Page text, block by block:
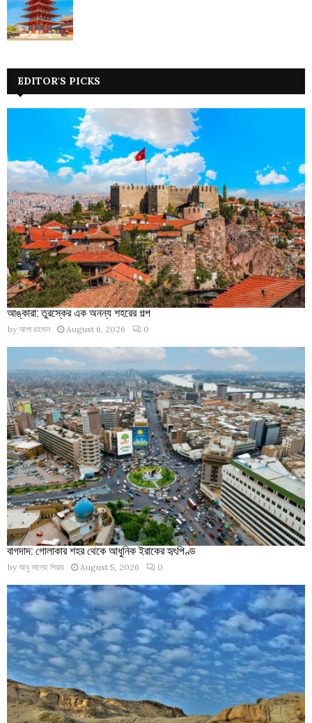
EDITOR'S PICKS
আঙ্কারা: তুরস্কের এক অনন্য শহরের গল্প
by আশা রহমান August 6, 2026 0
বাগদাদ: গোলাকার শহর থেকে আধুনিক ইরাকের হৃৎপিণ্ড
by আবু সালেহ পিয়ার August 5, 2026 0